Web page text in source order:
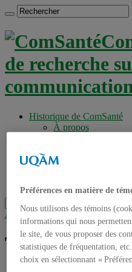
de recherche
Historique de ComSanté
À propos
Chercheurs réguliers
Accueil»Tag archives :
Tag archives :
Préférences en matière de
Nous utilisons des témoins
informations qui nous
le site, de vous proposer des
statistiques de fréquentation,
choix en sélectionnant «